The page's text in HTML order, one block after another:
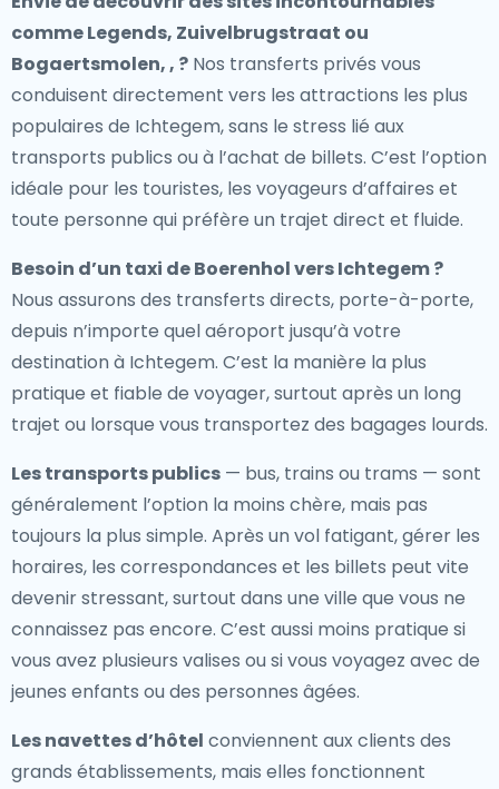
comme Legends, Zuivelbrugstraat ou
Bogaertsmolen, , ? Nos transferts privés vous
conduisent directement vers les attractions les plus
populaires de Ichtegem, sans le stress lié aux
transports publics ou à l’achat de billets. C’est l’option
idéale pour les touristes, les voyageurs d’affaires et
toute personne qui préfère un trajet direct et fluide.
Besoin d’un taxi de Boerenhol vers Ichtegem?
Nous assurons des transferts directs, porte-à-porte,
depuis n’importe quel aéroport jusqu’à votre
destination à Ichtegem. C’est la manière la plus
pratique et fiable de voyager, surtout après un long
trajet ou lorsque vous transportez des bagages lourds.
Les transports publics — bus, trains ou trams — sont
généralement l’option la moins chère, mais pas
toujours la plus simple. Après un vol fatigant, gérer les
horaires, les correspondances et les billets peut vite
devenir stressant, surtout dans une ville que vous ne
connaissez pas encore. C’est aussi moins pratique si
vous avez plusieurs valises ou si vous voyagez avec de
jeunes enfants ou des personnes âgées.
Les navettes d’hôtel conviennent aux clients des
grands établissements, mais elles fonctionnent